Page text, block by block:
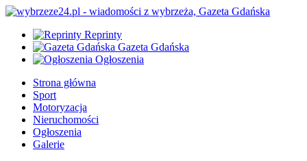
Reprinty
Gazeta Gdańska
Ogłoszenia
Strona główna
Sport
Motoryzacja
Nieruchomości
Ogłoszenia
Galerie